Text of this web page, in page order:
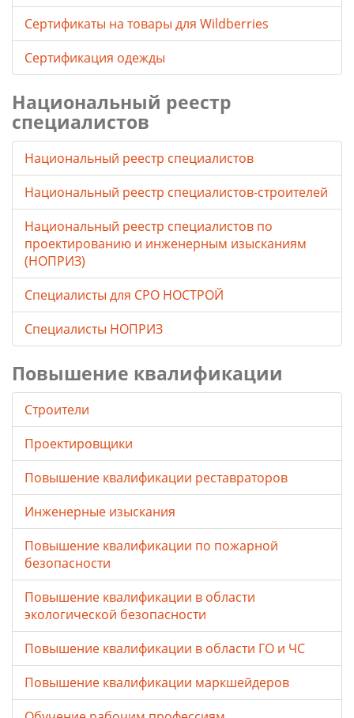
Cертификаты на товары для Wildberries
Сертификация одежды
Национальный реестр
специалистов
Национальный реестр специалистов
Национальный реестр специалистов-строителей
Национальный реестр специалистов по
проектированию и инженерным изысканиям
(НОПРИЗ)
Специалисты для СРО НОСТРОЙ
Специалисты НОПРИЗ
Повышение квалификации
Строители
Проектировщики
Повышение квалификации реставраторов
Инженерные изыскания
Повышение квалификации по пожарной
безопасности
Повышение квалификации в области
экологической безопасности
Повышение квалификации в области ГО и ЧС
Повышение квалификации маркшейдеров